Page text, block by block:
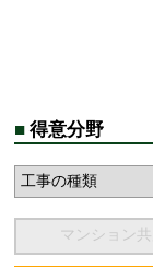
■得意分野
工事の種類
マンション